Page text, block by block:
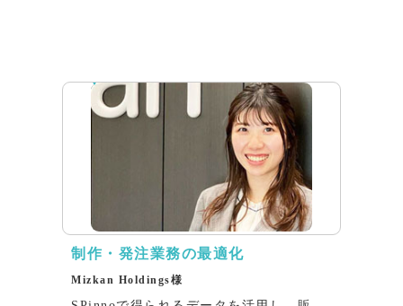
制作・発注業務の最適化
Mizkan Holdings様